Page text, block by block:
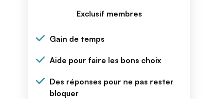
Exclusif membres
Gain de temps
Aide pour faire les bons choix
Des réponses pour ne pas rester
bloquer